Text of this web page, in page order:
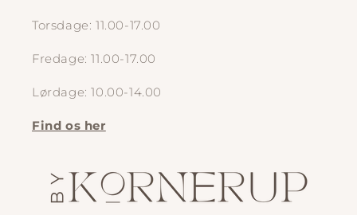
Torsdage: 11.00-17.00
Fredage: 11.00-17.00
Lørdage: 10.00-14.00
Find os her